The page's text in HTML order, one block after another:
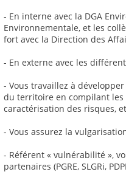
- En interne avec la DGA
Environnementale, et les
fort avec la Direction des
- En externe avec les
- Vous travaillez à
du territoire en compilant les
caractérisation des risques,
- Vous assurez la
- Référent « vulnérabilité »,
partenaires (PGRE, SLGRi,